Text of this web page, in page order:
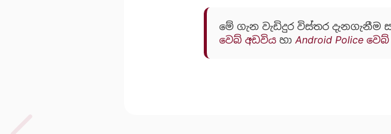
මේ ගැන වැඩිදුර විස්තර දැනගැනීම
වෙබ් අඩවිය හා Android Police